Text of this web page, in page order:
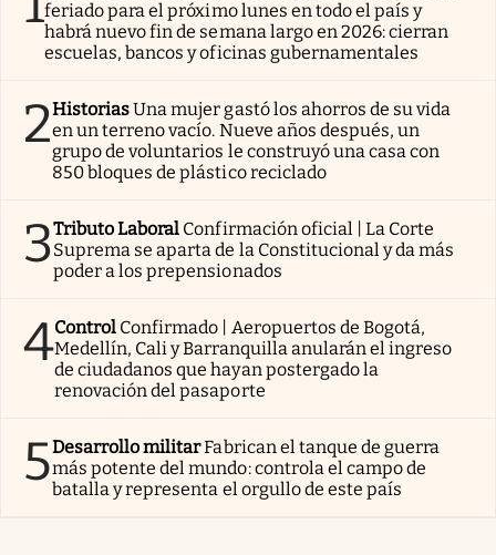
feriado para el próximo lunes en todo el país y
habrá nuevo fin de semana largo en 2026: cierran
escuelas, bancos y oficinas gubernamentales
2HistoriasUna mujer gastó los ahorros de su vida
en un terreno vacío. Nueve años después, un
grupo de voluntarios le construyó una casa con
850 bloques de plástico reciclado
3Tributo Laboral Confirmación oficial | La Corte
Suprema se aparta de la Constitucional y da más
poder a los prepensionados
4Control Confirmado | Aeropuertos de Bogotá,
Medellín, Cali y Barranquilla anularán el ingreso
de ciudadanos que hayan postergado la
renovación del pasaporte
5Desarrollo militarFabrican el tanque de guerra
más potente del mundo: controla el campo de
batalla y representa el orgullo de este país